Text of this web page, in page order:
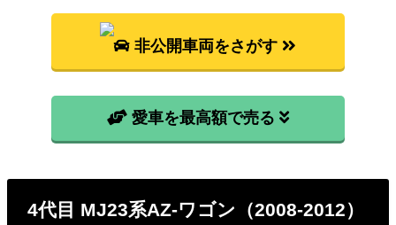
非公開車両をさがす
愛車を最高額で売る
4代目 MJ23系AZ-ワゴン（2008-2012）